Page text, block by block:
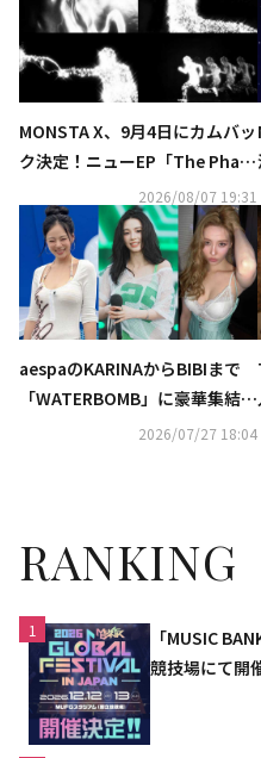
MONSTA X、9月4日にカムバッ
ク決定！ニューEP「The Phas
e」予告映像を公開2026/08/07 19:31
aespaのKARINAからBIBIまで
「WATERBOMB」に豪華集結！
ビキニ＆上半身裸のパフォーマ
2026/07/27 18:04
RANKING
1
「MUSIC
競技場にて開